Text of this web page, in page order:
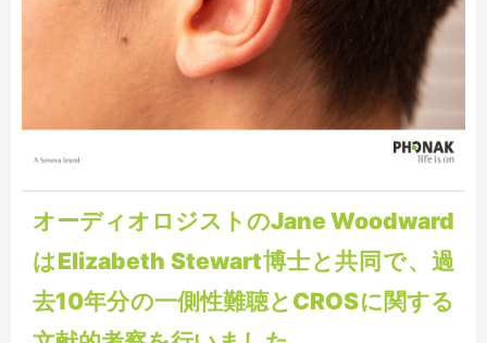
オーディオロジストのJane Woodward
はElizabeth Stewart博士と共同で、過
去10年分の一側性難聴とCROSに関する